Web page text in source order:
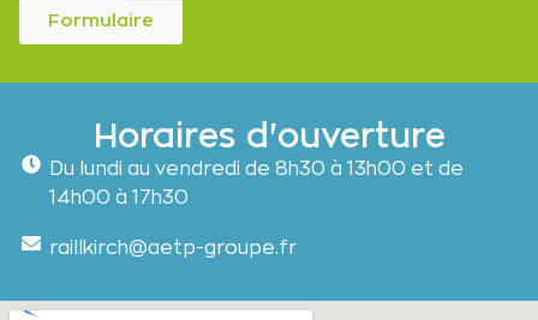
Formulaire
Horaires d'ouverture
Du lundi au vendredi de 8h30 à 13h00 et de
14h00 à 17h30
raillkirch@aetp-groupe.fr